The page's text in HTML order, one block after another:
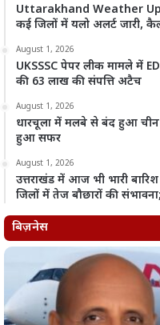
Uttarakhand Weather
कई जिलों में यलो अलर्ट जारी,
August 1, 2026
UKSSSC पेपर लीक मामले में
की 63 लाख की संपत्ति अटैच
August 1, 2026
धारचूला में मलबे से बंद हुआ चीन
हुआ सफर
August 1, 2026
उत्तराखंड में आज भी भारी
जिलों में तेज बौछारों की
बिज़नेस